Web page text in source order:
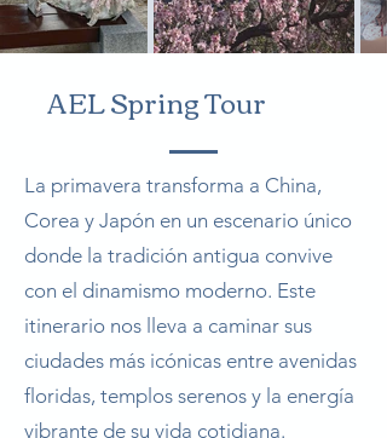
AEL Spring Tour
La primavera transforma a China,
Corea y Japón en un escenario único
donde la tradición antigua convive
con el dinamismo moderno. Este
itinerario nos lleva a caminar sus
ciudades más icónicas entre avenidas
floridas, templos serenos y la energía
vibrante de su vida cotidiana.